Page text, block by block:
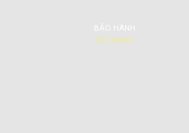
BẢO HÀNH
24 THÁNG